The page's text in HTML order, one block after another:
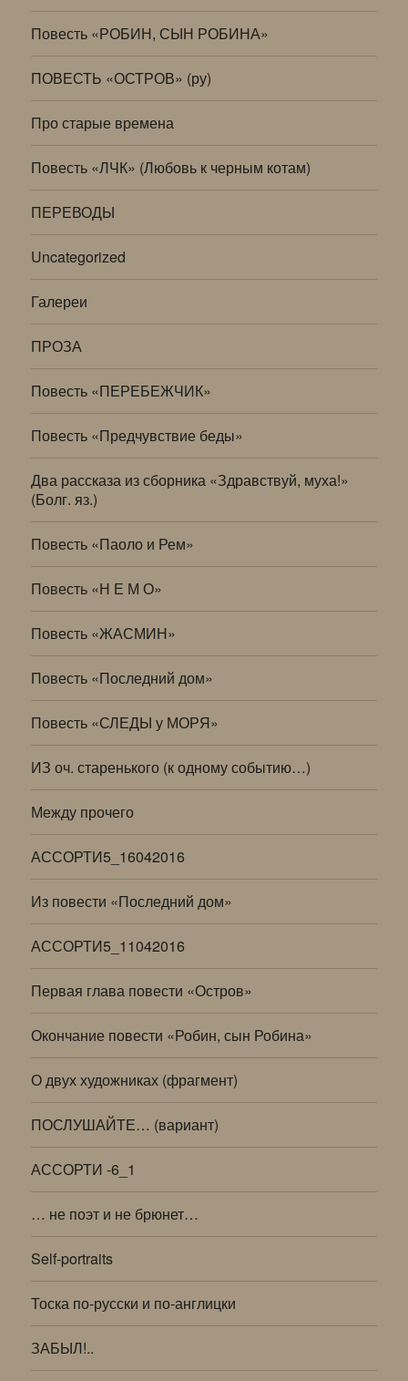
Повесть «РОБИН, СЫН РОБИНА»
ПОВЕСТЬ «ОСТРОВ» (ру)
Про старые времена
Повесть «ЛЧК» (Любовь к черным котам)
ПЕРЕВОДЫ
Uncategorized
Галереи
ПРОЗА
Повесть «ПЕРЕБЕЖЧИК»
Повесть «Предчувствие беды»
Два рассказа из сборника «Здравствуй, муха!»
(Болг. яз.)
Повесть «Паоло и Рем»
Повесть «Н Е М О»
Повесть «ЖАСМИН»
Повесть «Последний дом»
Повесть «СЛЕДЫ у МОРЯ»
ИЗ оч. старенького (к одному событию…)
Между прочего
АССОРТИ5_16042016
Из повести «Последний дом»
АССОРТИ5_11042016
Первая глава повести «Остров»
Окончание повести «Робин, сын Робина»
О двух художниках (фрагмент)
ПОСЛУШАЙТЕ… (вариант)
АССОРТИ -6_1
… не поэт и не брюнет…
Self-portraits
Тоска по-русски и по-англицки
ЗАБЫЛ!..